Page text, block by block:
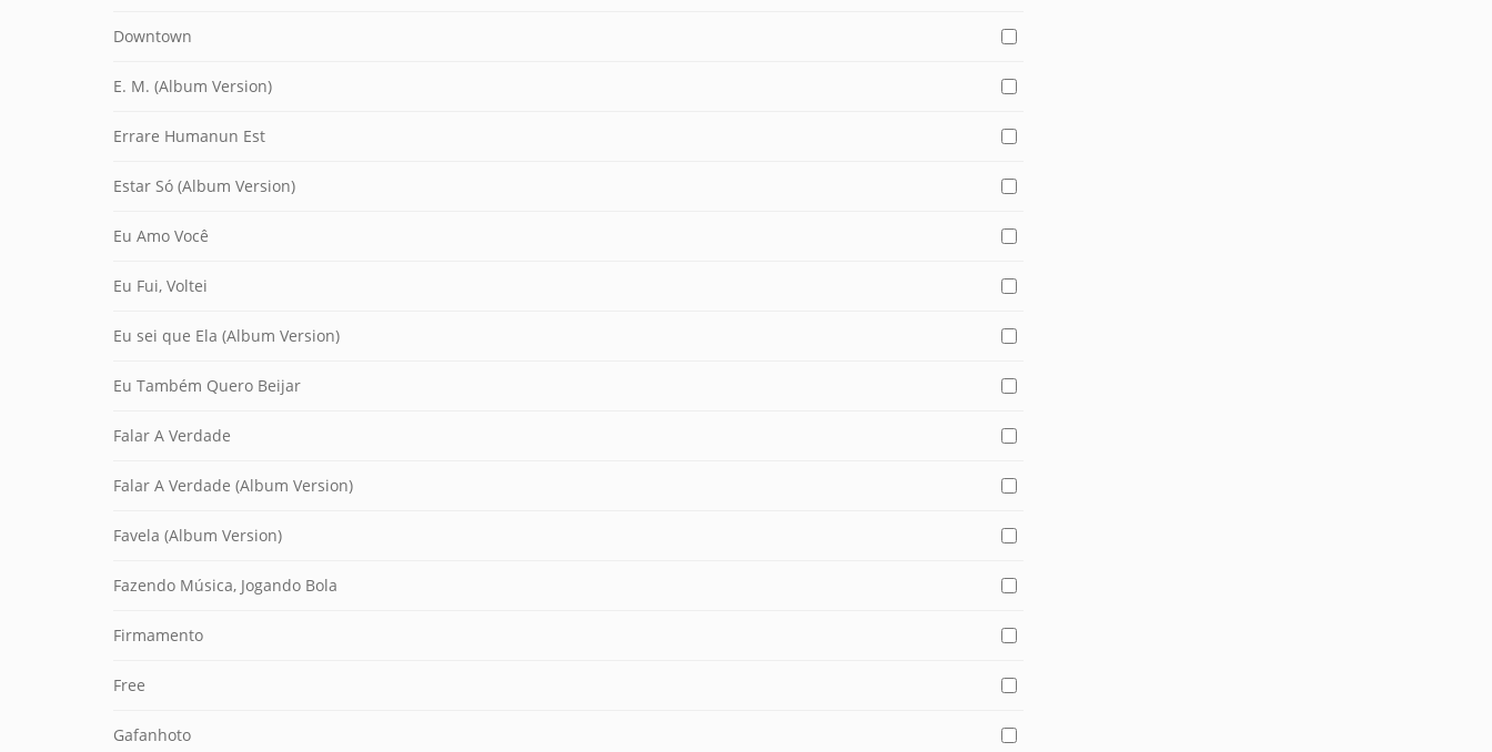
Downtown
E. M. (Album Version)
Errare Humanun Est
Estar Só (Album Version)
Eu Amo Você
Eu Fui, Voltei
Eu sei que Ela (Album Version)
Eu Também Quero Beijar
Falar A Verdade
Falar A Verdade (Album Version)
Favela (Album Version)
Fazendo Música, Jogando Bola
Firmamento
Free
Gafanhoto